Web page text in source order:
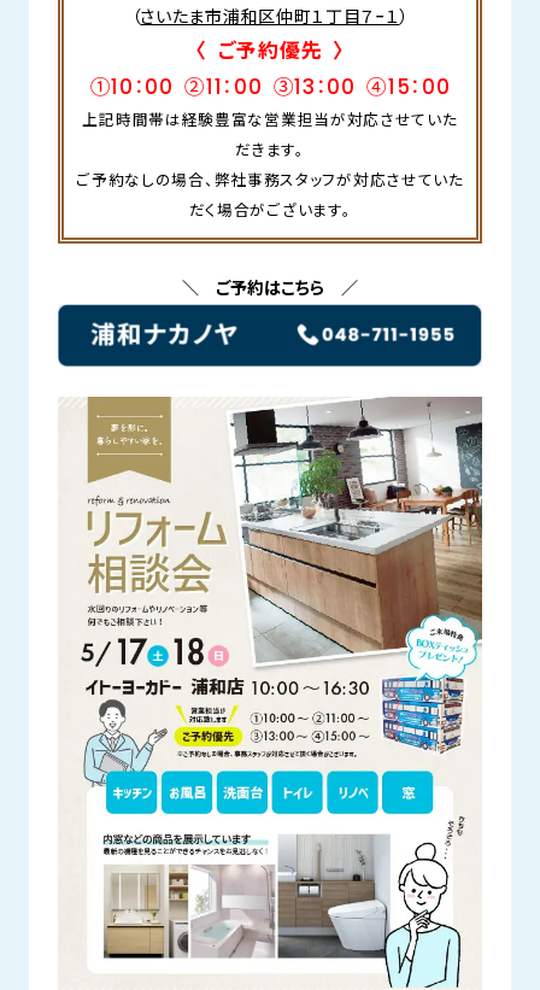
（さいたま市浦和区仲町１丁目７−１）
〈 ご予約優先 〉
①10：00 ②11：00 ③13：00 ④15：00
上記時間帯は経験豊富な営業担当が対応させていた
だきます。
ご予約なしの場合、弊社事務スタッフが対応させていた
だく場合がございます。
＼ ご予約はこちら ／